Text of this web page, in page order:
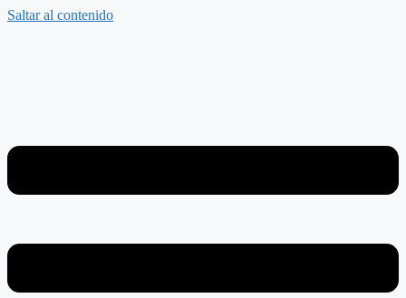
Saltar al contenido